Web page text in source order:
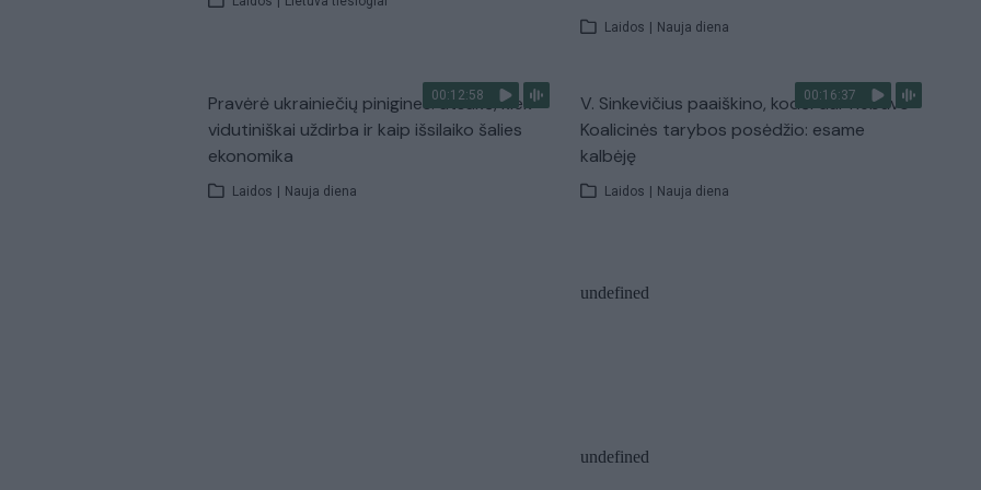
Laidos | Nauja diena
00:12:58
Pravėrė ukrainiečių pinigines: atsakė, kiek
vidutiniškai uždirba ir kaip išsilaiko šalies
ekonomika
Laidos | Nauja diena
00:16:37
V. Sinkevičius paaiškino, kodėl dar nebuvo
Koalicinės tarybos posėdžio: esame
kalbėję
Laidos | Nauja diena